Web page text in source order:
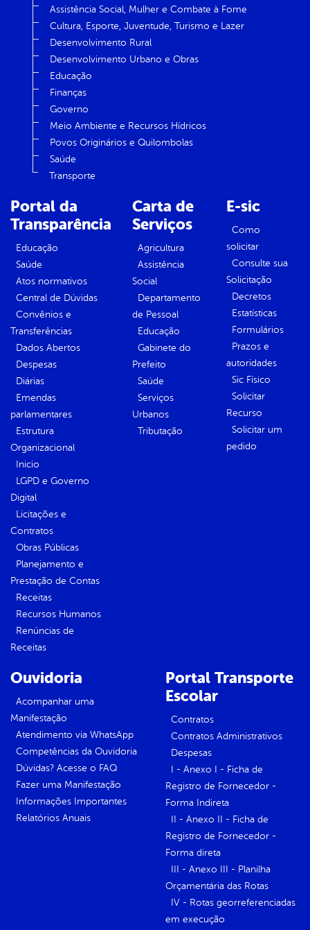
Assistência Social, Mulher e Combate à Fome
Cultura, Esporte, Juventude, Turismo e Lazer
Desenvolvimento Rural
Desenvolvimento Urbano e Obras
Educação
Finanças
Governo
Meio Ambiente e Recursos Hídricos
Povos Originários e Quilombolas
Saúde
Transporte
Portal da
Transparência
Educação
Saúde
Atos normativos
Central de Dúvidas
Convênios e
Transferências
Dados Abertos
Despesas
Diárias
Emendas
parlamentares
Estrutura
Organizacional
Inicio
LGPD e Governo
Digital
Licitações e
Contratos
Obras Públicas
Planejamento e
Prestação de Contas
Receitas
Recursos Humanos
Renúncias de
Receitas
Carta de
Serviços
Agricultura
Assistência
Social
Departamento
de Pessoal
Educação
Gabinete do
Prefeito
Saúde
Serviços
Urbanos
Tributação
E-sic
Como
solicitar
Consulte sua
Solicitação
Decretos
Estatísticas
Formulários
Prazos e
autoridades
Sic Físico
Solicitar
Recurso
Solicitar um
pedido
Ouvidoria
Acompanhar uma
Manifestação
Atendimento via WhatsApp
Competências da Ouvidoria
Dúvidas? Acesse o FAQ
Fazer uma Manifestação
Informações Importantes
Relatórios Anuais
Portal Transporte
Escolar
Contratos
Contratos Administrativos
Despesas
I - Anexo I - Ficha de
Registro de Fornecedor -
Forma Indireta
II - Anexo II - Ficha de
Registro de Fornecedor -
Forma direta
III - Anexo III - Planilha
Orçamentária das Rotas
IV - Rotas georreferenciadas
em execução